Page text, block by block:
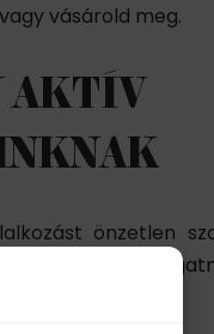
vásárold meg.
AKTÍV
önzetlen
szeretnénk